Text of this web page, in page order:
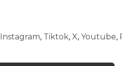
Instagram, Tiktok, X, Youtube,